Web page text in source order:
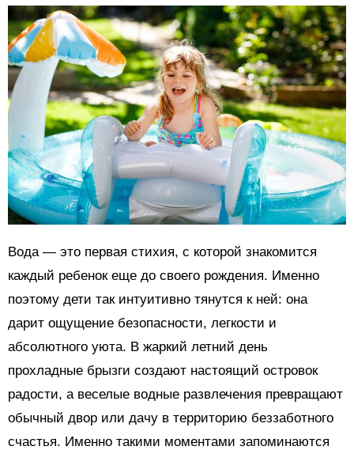
Вода — это первая стихия, с которой знакомится
каждый ребенок еще до своего рождения. Именно
поэтому дети так интуитивно тянутся к ней: она
дарит ощущение безопасности, легкости и
абсолютного уюта. В жаркий летний день
прохладные брызги создают настоящий островок
радости, а веселые водные развлечения превращают
обычный двор или дачу в территорию беззаботного
счастья. Именно такими моментами запоминаются